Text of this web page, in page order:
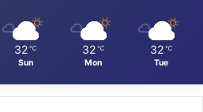
32 ℃
Sun
32 ℃
Mon
32 ℃
Tue